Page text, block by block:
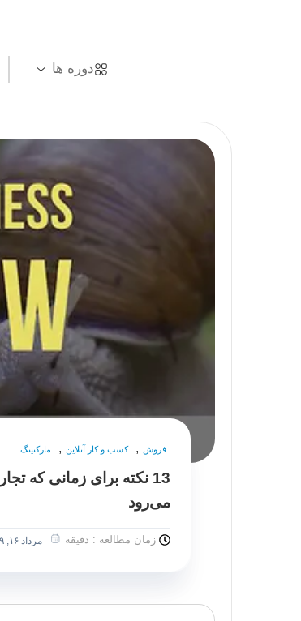
دوره ها
فروش , کسب و کار آنلاین , مارکتینگ
13 نکته برای زمانی که
می‌رود
زمان مطالعه : دقیقه مرداد ۱۶, ۱۳۹۹